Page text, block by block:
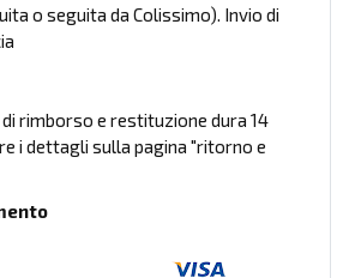
o seguita da Colissimo). Invio di
rimborso e restituzione dura 14
i dettagli sulla pagina "ritorno e